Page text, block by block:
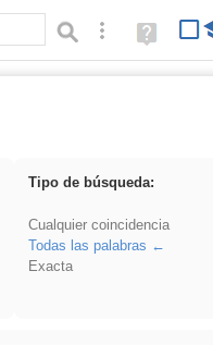
Búsqueda avanzada
Ayuda
(en
Tipo de búsqueda:
Cualquier coincidencia
Todas las palabras
Exacta